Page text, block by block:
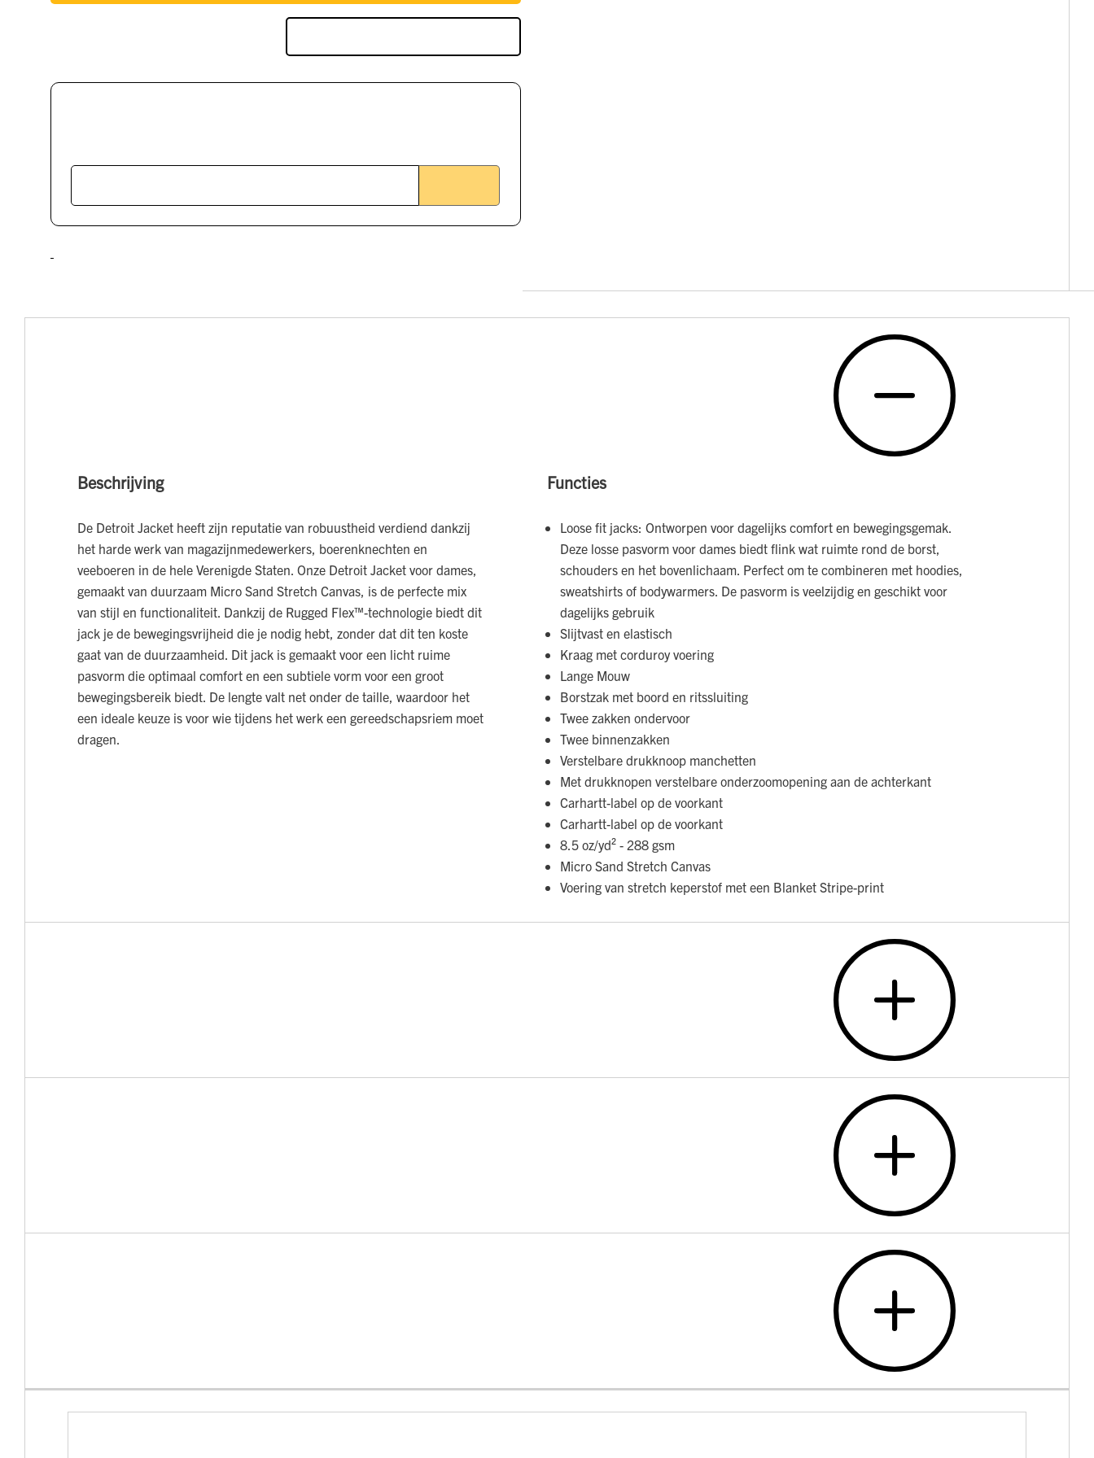
Beschrijving
De Detroit Jacket heeft zijn reputatie van robuustheid verdiend dankzij
het harde werk van magazijnmedewerkers, boerenknechten en
veeboeren in de hele Verenigde Staten. Onze Detroit Jacket voor dames,
gemaakt van duurzaam Micro Sand Stretch Canvas, is de perfecte mix
van stijl en functionaliteit. Dankzij de Rugged Flex™-technologie biedt dit
jack je de bewegingsvrijheid die je nodig hebt, zonder dat dit ten koste
gaat van de duurzaamheid. Dit jack is gemaakt voor een licht ruime
pasvorm die optimaal comfort en een subtiele vorm voor een groot
bewegingsbereik biedt. De lengte valt net onder de taille, waardoor het
een ideale keuze is voor wie tijdens het werk een gereedschapsriem moet
dragen.
Functies
Loose fit jacks: Ontworpen voor dagelijks comfort en bewegingsgemak.
Deze losse pasvorm voor dames biedt flink wat ruimte rond de borst,
schouders en het bovenlichaam. Perfect om te combineren met hoodies,
sweatshirts of bodywarmers. De pasvorm is veelzijdig en geschikt voor
dagelijks gebruik
Slijtvast en elastisch
Kraag met corduroy voering
Lange Mouw
Borstzak met boord en ritssluiting
Twee zakken ondervoor
Twee binnenzakken
Verstelbare drukknoop manchetten
Met drukknopen verstelbare onderzoomopening aan de achterkant
Carhartt-label op de voorkant
Carhartt-label op de voorkant
8.5 oz/yd² - 288 gsm
Micro Sand Stretch Canvas
Voering van stretch keperstof met een Blanket Stripe-print